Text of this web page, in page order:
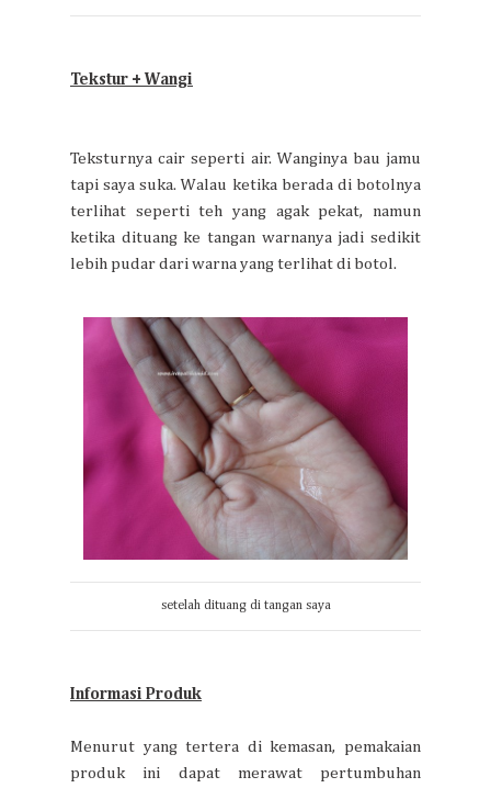
Tekstur + Wangi
Teksturnya cair seperti air. Wanginya bau jamu
tapi saya suka. Walau ketika berada di botolnya
terlihat seperti teh yang agak pekat, namun
ketika dituang ke tangan warnanya jadi sedikit
lebih pudar dari warna yang terlihat di botol.
setelah dituang di tangan saya
Informasi Produk
Menurut yang tertera di kemasan, pemakaian
produk ini dapat merawat pertumbuhan